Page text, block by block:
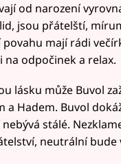
od narození
jsou přátelští,
povahu mají rádi
na odpočinek a relax.
lásku může Buvol
a Hadem. Buvol
stálé.
neutrální bude